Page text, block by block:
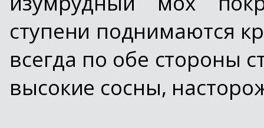
ступени поднимаются
всегда по обе стороны
высокие сосны,